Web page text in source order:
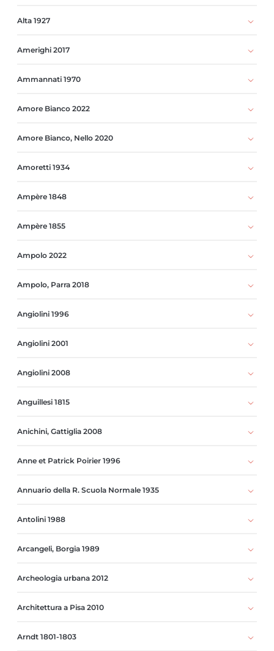
Alta 1927
Amerighi 2017
Ammannati 1970
Amore Bianco 2022
Amore Bianco, Nello 2020
Amoretti 1934
Ampère 1848
Ampère 1855
Ampolo 2022
Ampolo, Parra 2018
Angiolini 1996
Angiolini 2001
Angiolini 2008
Anguillesi 1815
Anichini, Gattiglia 2008
Anne et Patrick Poirier 1996
Annuario della R. Scuola Normale 1935
Antolini 1988
Arcangeli, Borgia 1989
Archeologia urbana 2012
Architettura a Pisa 2010
Arndt 1801-1803